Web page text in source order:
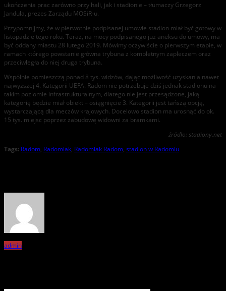
ukończenia prac zarówno przy hali, jak i stadionie – tłumaczy Grzegorz
Janduła, prezes Zarządu MOSiR-u.
Przypomnijmy, że w pierwotnie podpisanej umowie stadion miał być gotowy w
listopadzie tego roku. Teraz, na mocy podpisanego już aneksu do umowy, ma
być oddany miastu 28 lutego 2019. Mówimy oczywiście o pierwszym etapie, w
ramach którego powstanie główna trybuna z kompletnym zapleczem oraz
przeciwległa do niej druga trybuna.
Wspólnie pomieszczą ponad 8 tys. widzów, dając możliwość uzyskania nawet
najwyższej 4. Kategorii UEFA. Radom nie potrzebuje dziś jednak stadionu na
takim poziomie infrastrukturalnym, dlatego nie jest przesądzone, jaką
kategorię będzie miał obiekt – osiągnięcie 3. Kategorii jest tańszą opcją,
wystarczającą dla meczów krajowych. Docelowo stadion ma urosnąć do ok.
15 tys. miejsc poprzez zabudowę widowni za bramkami.
źródło: stadiony.net
Tags: Radom, Radomiak, Radomiak Radom, stadion w Radomiu
admin